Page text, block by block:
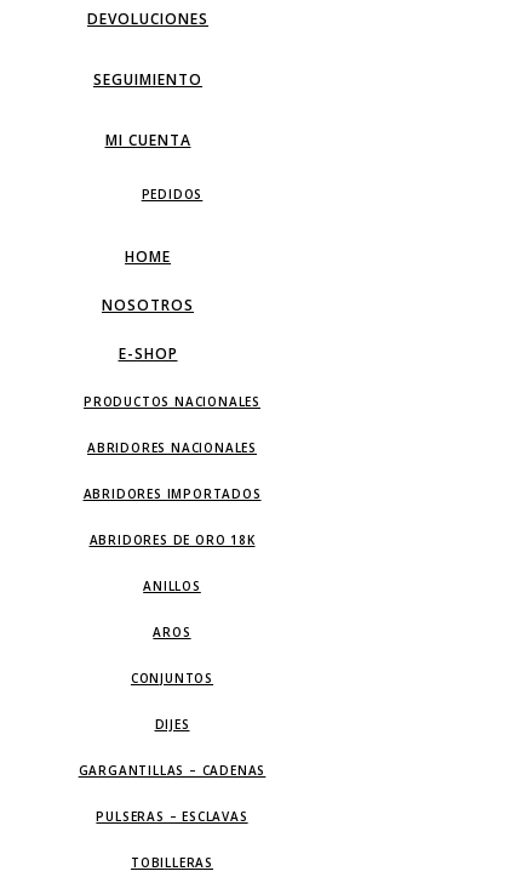
DEVOLUCIONES
SEGUIMIENTO
MI CUENTA
PEDIDOS
HOME
NOSOTROS
E-SHOP
PRODUCTOS NACIONALES
ABRIDORES NACIONALES
ABRIDORES IMPORTADOS
ABRIDORES DE ORO 18K
ANILLOS
AROS
CONJUNTOS
DIJES
GARGANTILLAS – CADENAS
PULSERAS – ESCLAVAS
TOBILLERAS